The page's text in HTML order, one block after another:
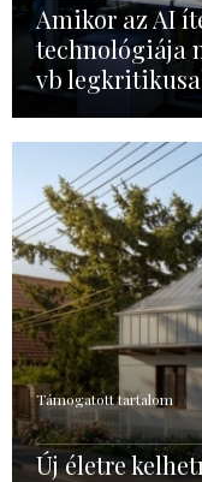
Amikor az AI
technológiája
vb
Támogatott tartalom
Új életre